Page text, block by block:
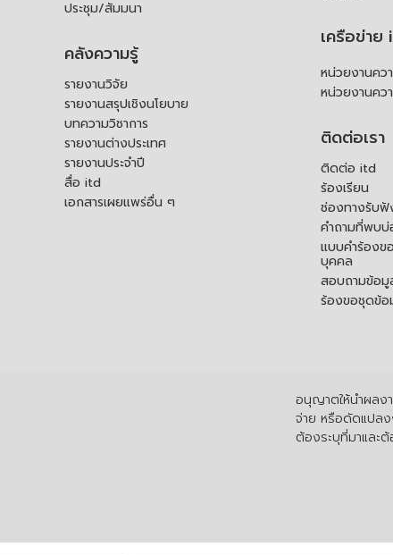
ประชุม/สัมมนา
คลังความรู้
รายงานวิจัย
รายงานสรุปเชิงนโยบาย
บทความวิชาการ
รายงานต่างประเทศ
รายงานประจำปี
สื่อ itd
เอกสารเผยแพร่อื่น ๆ
เครือข่าย
หน่วยงานคว
หน่วยงานคว
ติดต่อเรา
ติดต่อ itd
ร้องเรียน
ช่องทางรับฟั
คำถามที่พบบ่
แบบคำร้องข
บุคคล
สอบถามข้อมู
ร้องขอชุดข้
อนุญาตให้นำผลง
จ่าย หรือดัดแปล
ต้องระบุที่มาและต้